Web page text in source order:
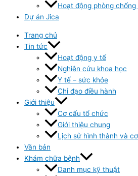
Hoạt động phòng chống
Dự án Jica
Trang chủ
Tin tức
Hoạt động y tế
Nghiên cứu khoa học
Y tế – sức khỏe
Chỉ đạo điều hành
Giới thiệu
Cơ cấu tổ chức
Giới thiệu chung
Lịch sử hình thành và
Văn bản
Khám chữa bệnh
Danh mục kỹ thuật